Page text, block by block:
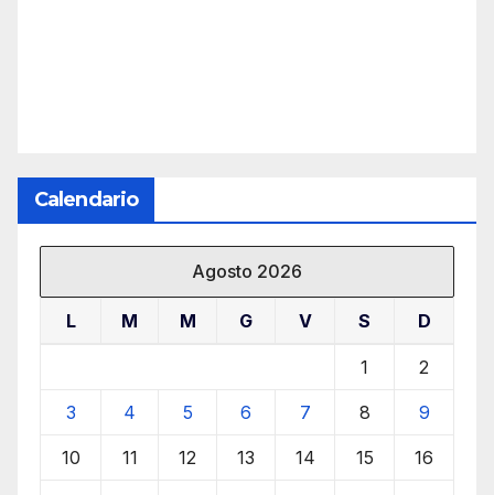
Calendario
Agosto 2026
L M M G V S D
1 2
3 4 5 6 7 8 9
10 11 12 13 14 15 16